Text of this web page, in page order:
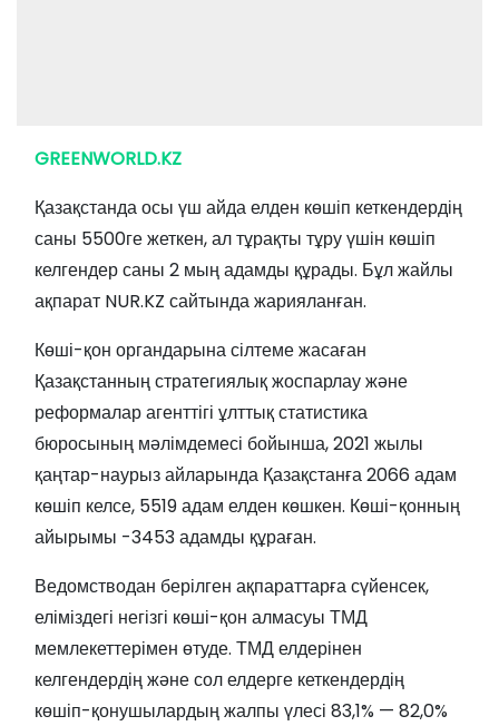
GREENWORLD.KZ
Қазақстанда осы үш айда елден көшіп кеткендердің
саны 5500ге жеткен, ал тұрақты тұру үшін көшіп
келгендер саны 2 мың адамды құрады. Бұл жайлы
ақпарат NUR.KZ сайтында жарияланған.
Көші-қон органдарына сілтеме жасаған
Қазақстанның стратегиялық жоспарлау және
реформалар агенттігі ұлттық статистика
бюросының мәлімдемесі бойынша, 2021 жылы
қаңтар-наурыз айларында Қазақстанға 2066 адам
көшіп келсе, 5519 адам елден көшкен. Көші-қонның
айырымы -3453 адамды құраған.
Ведомстводан берілген ақпараттарға сүйенсек,
еліміздегі негізгі көші-қон алмасуы ТМД
мемлекеттерімен өтуде. ТМД елдерінен
келгендердің және сол елдерге кеткендердің
көшіп-қонушылардың жалпы үлесі 83,1% — 82,0%